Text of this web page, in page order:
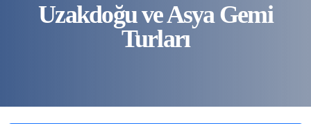
Uzakdoğu ve Asya Gemi
Turları